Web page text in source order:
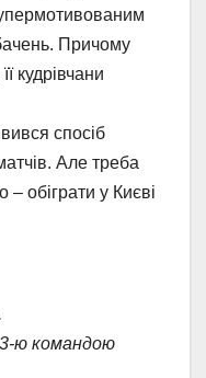
Причому
кудрівчани
спосіб
Але треба
обіграти у Києві
3-ю командою